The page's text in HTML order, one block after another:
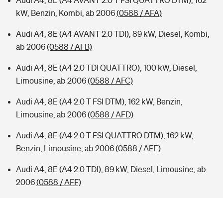
kW, Benzin, Kombi, ab 2006(0588 / AFA)
Audi A4, 8E (A4 AVANT 2.0 TDI), 89 kW, Diesel, Kombi,
ab 2006(0588 / AFB)
Audi A4, 8E (A4 2.0 TDI QUATTRO), 100 kW, Diesel,
Limousine, ab 2006(0588 / AFC)
Audi A4, 8E (A4 2.0 T FSI DTM), 162 kW, Benzin,
Limousine, ab 2006(0588 / AFD)
Audi A4, 8E (A4 2.0 T FSI QUATTRO DTM), 162 kW,
Benzin, Limousine, ab 2006(0588 / AFE)
Audi A4, 8E (A4 2.0 TDI), 89 kW, Diesel, Limousine, ab
2006(0588 / AFF)